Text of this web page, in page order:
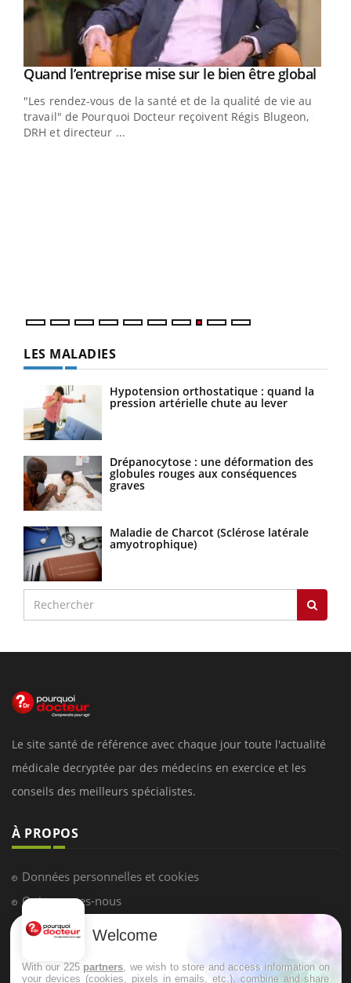
Youtube
Quand l’entreprise mise sur le bien être global
"Les rendez-vous de la santé et de la qualité de vie au
travail" de Pourquoi Docteur reçoivent Régis Blugeon,
DRH et directeur ...
LES MALADIES
Hypotension orthostatique : quand la
pression artérielle chute au lever
Drépanocytose : une déformation des
globules rouges aux conséquences
graves
Maladie de Charcot (Sclérose latérale
amyotrophique)
Le site santé de référence avec chaque jour toute l'actualité
médicale decryptée par des médecins en exercice et les
conseils des meilleurs spécialistes.
À PROPOS
Données personnelles et cookies
Qui sommes-nous
Conditions d'utilisation
Mentions Légales
Welcome
With our 225 partners , we wish to store and access information on
your devices (cookies, pixels in emails, etc.), combine and share